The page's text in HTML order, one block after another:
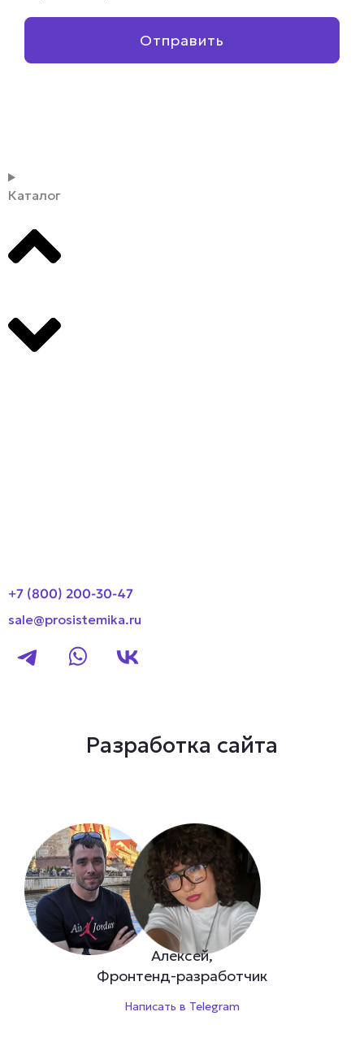
Отправить
Каталог
+7 (800) 200-30-47
sale@prosistemika.ru
Разработка сайта
Алексей,
Фронтенд-разработчик
Написать в Telegram